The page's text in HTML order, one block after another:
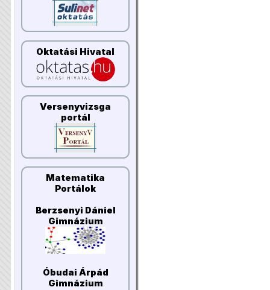
Oktatási Hivatal
Versenyvizsga
portál
Matematika
Portálok
Berzsenyi Dániel
Gimnázium
Óbudai Árpád
Gimnázium